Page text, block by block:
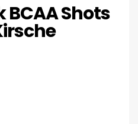
Shots